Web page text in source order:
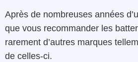
Après de nombreuses années
que vous recommander les
rarement d’autres marques
de celles-ci.